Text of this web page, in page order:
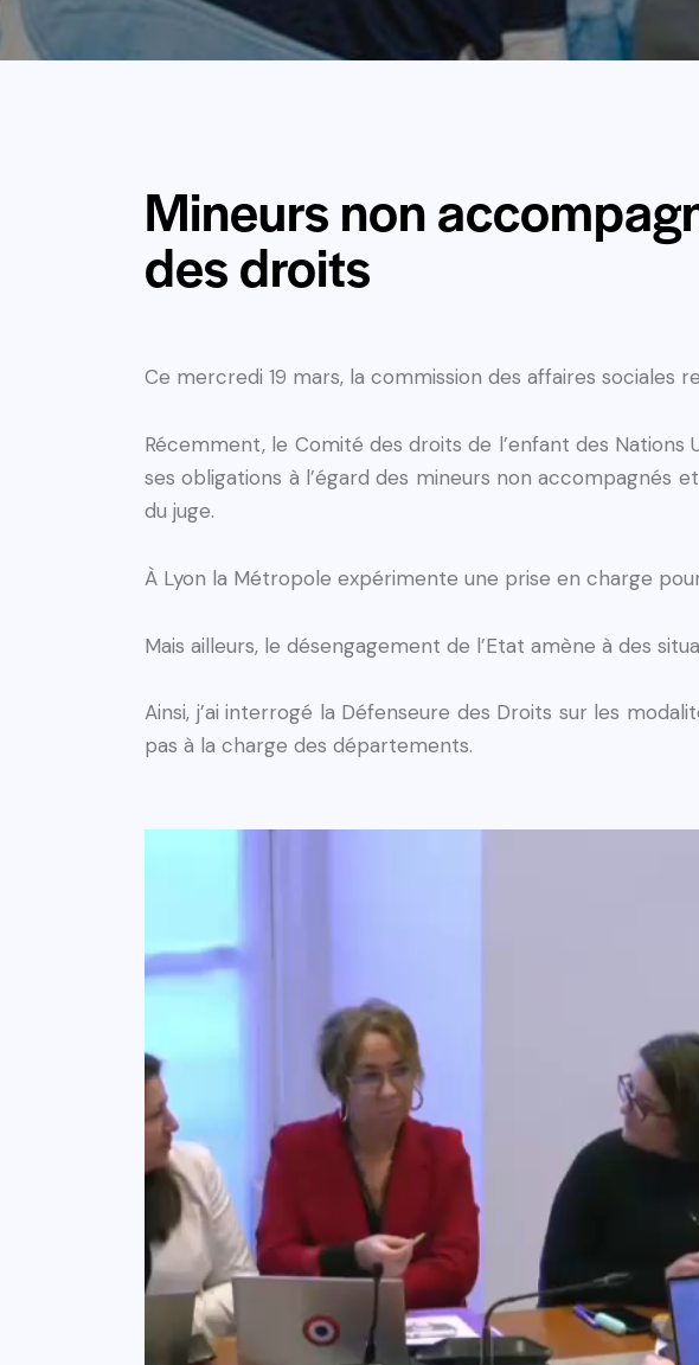
Mineurs non
des droits
Ce mercredi 19 mars, la commission des affaires sociales
Récemment, le Comité des droits de l’enfant des Nations
ses obligations à l’égard des mineurs non accompagnés
du juge.
À Lyon la Métropole expérimente une prise en charge
Mais ailleurs, le désengagement de l’Etat amène à des
Ainsi, j’ai interrogé la Défenseure des Droits sur les
pas à la charge des départements.